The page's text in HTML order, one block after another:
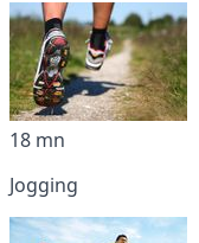
18 mn
Jogging